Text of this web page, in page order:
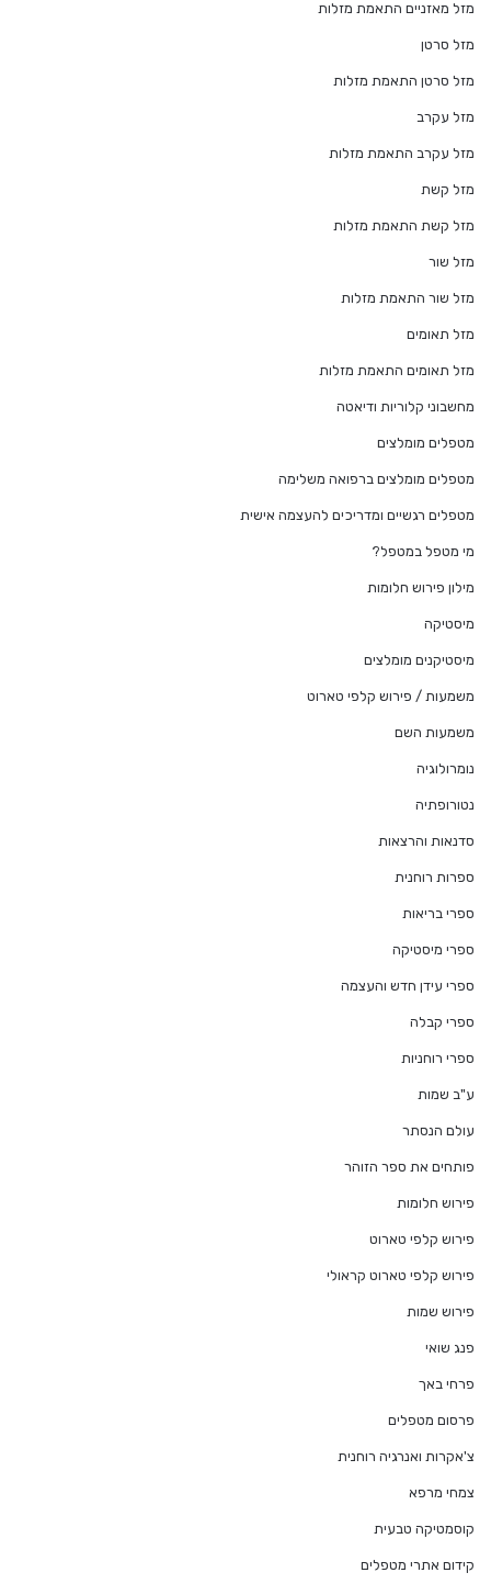
מזל מאזניים התאמת מזלות
מזל סרטן
מזל סרטן התאמת מזלות
מזל עקרב
מזל עקרב התאמת מזלות
מזל קשת
מזל קשת התאמת מזלות
מזל שור
מזל שור התאמת מזלות
מזל תאומים
מזל תאומים התאמת מזלות
מחשבוני קלוריות ודיאטה
מטפלים מומלצים
מטפלים מומלצים ברפואה משלימה
מטפלים רגשיים ומדריכים להעצמה אישית
מי מטפל במטפל?
מילון פירוש חלומות
מיסטיקה
מיסטיקנים מומלצים
משמעות / פירוש קלפי טארוט
משמעות השם
נומרולוגיה
נטורופתיה
סדנאות והרצאות
ספרות רוחנית
ספרי בריאות
ספרי מיסטיקה
ספרי עידן חדש והעצמה
ספרי קבלה
ספרי רוחניות
ע"ב שמות
עולם הנסתר
פותחים את ספר הזוהר
פירוש חלומות
פירוש קלפי טארוט
פירוש קלפי טארוט קראולי
פירוש שמות
פנג שואי
פרחי באך
פרסום מטפלים
צ'אקרות ואנרגיה רוחנית
צמחי מרפא
קוסמטיקה טבעית
קידום אתרי מטפלים